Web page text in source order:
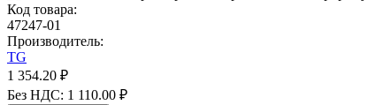
Код товара:
47247-01
Производитель:
TG
1 354.20 ₽
Без НДС: 1 110.00 ₽